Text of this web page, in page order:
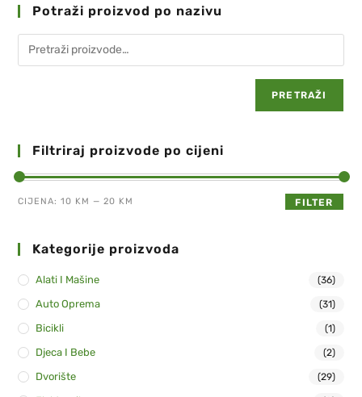
Potraži proizvod po nazivu
PRETRAŽI
Filtriraj proizvode po cijeni
FILTER
CIJENA:10 KM —20 KM
Kategorije proizvoda
Alati I Mašine (36)
Auto Oprema (31)
Bicikli (1)
Djeca I Bebe (2)
Dvorište (29)